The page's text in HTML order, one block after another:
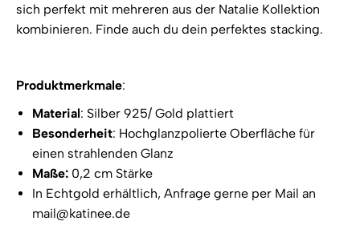
sich perfekt mit mehreren aus der Natalie Kollektion
kombinieren. Finde auch du dein perfektes stacking.
Produktmerkmale:
Material: Silber 925/ Gold plattiert
Besonderheit: Hochglanzpolierte Oberfläche für
einen strahlenden Glanz
Maße: 0,2 cm Stärke
In Echtgold erhältlich, Anfrage gerne per Mail an
mail@katinee.de